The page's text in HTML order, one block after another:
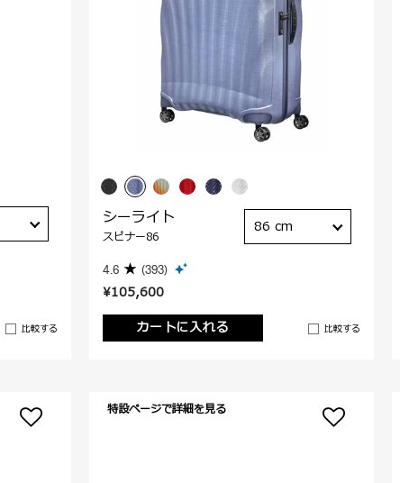
比較する
¥105,600
カートに入れる
比較する
シーライト
スピナー86
4.6 (393)
86 cm
特設ページで詳細を見る